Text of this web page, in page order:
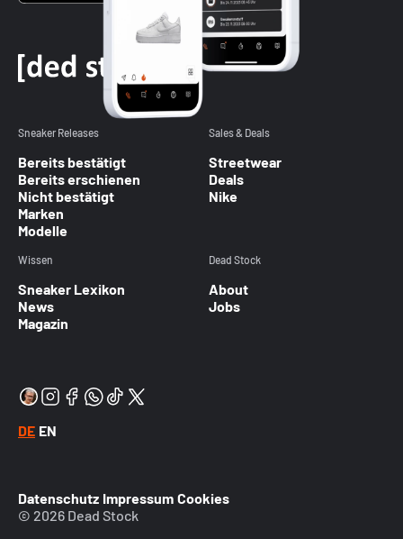
Sneaker Releases
Bereits bestätigt
Bereits erschienen
Nicht bestätigt
Marken
Modelle
Sales & Deals
Streetwear
Deals
Nike
Wissen
Sneaker Lexikon
News
Magazin
Dead Stock
About
Jobs
DE EN
Datenschutz Impressum Cookies
© 2026 Dead Stock